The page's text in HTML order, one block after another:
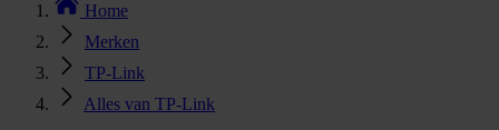
Home
Merken
TP-Link
Alles van TP-Link